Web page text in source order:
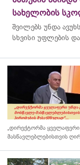
სახელობის
შვილებს უნდა
სხვისი უფლების
„დირექტორმა ყველაფერი
მასწავლებლებისთვის